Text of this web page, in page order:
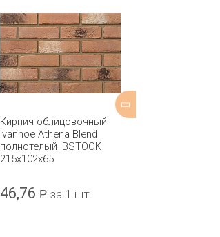
Кирпич облицовочный
Ivanhoe Athena Blend
полнотелый IBSTOCK
215x102x65
46,76 Р за 1 шт.